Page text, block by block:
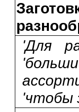
'Для
'чтобы